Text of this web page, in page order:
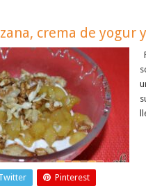
crema de yogur
Pinterest